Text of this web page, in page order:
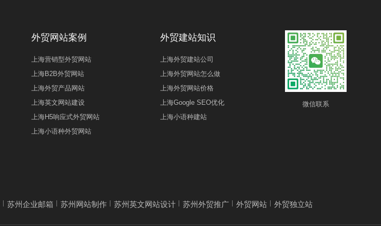
外贸网站案例
上海营销型外贸网站
上海B2B外贸网站
上海外贸产品网站
上海英文网站建设
上海H5响应式外贸网站
上海小语种外贸网站
外贸建站知识
上海外贸建站公司
上海外贸网站怎么做
上海外贸网站价格
上海Google SEO优化
上海小语种建站
微信联系
苏州企业邮箱 苏州网站制作 苏州英文网站设计 苏州外贸推广 外贸网站 外贸独立站